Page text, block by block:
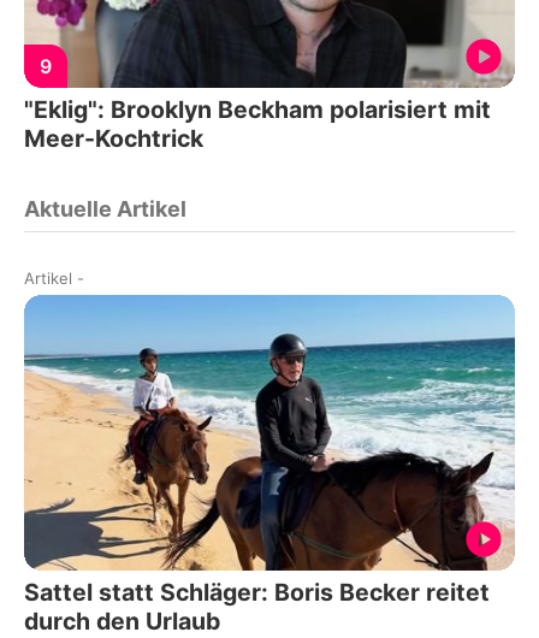
9
"Eklig": Brooklyn Beckham polarisiert mit
Meer-Kochtrick
Aktuelle Artikel
Artikel -
Sattel statt Schläger: Boris Becker reitet
durch den Urlaub